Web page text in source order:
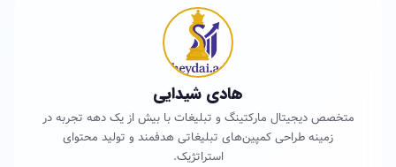
هادی شیدایی
متخصص دیجیتال مارکتینگ و تبلیغات با بیش از یک دهه تجربه در
زمینه طراحی کمپین‌های تبلیغاتی هدفمند و تولید محتوای
استراتژیک.